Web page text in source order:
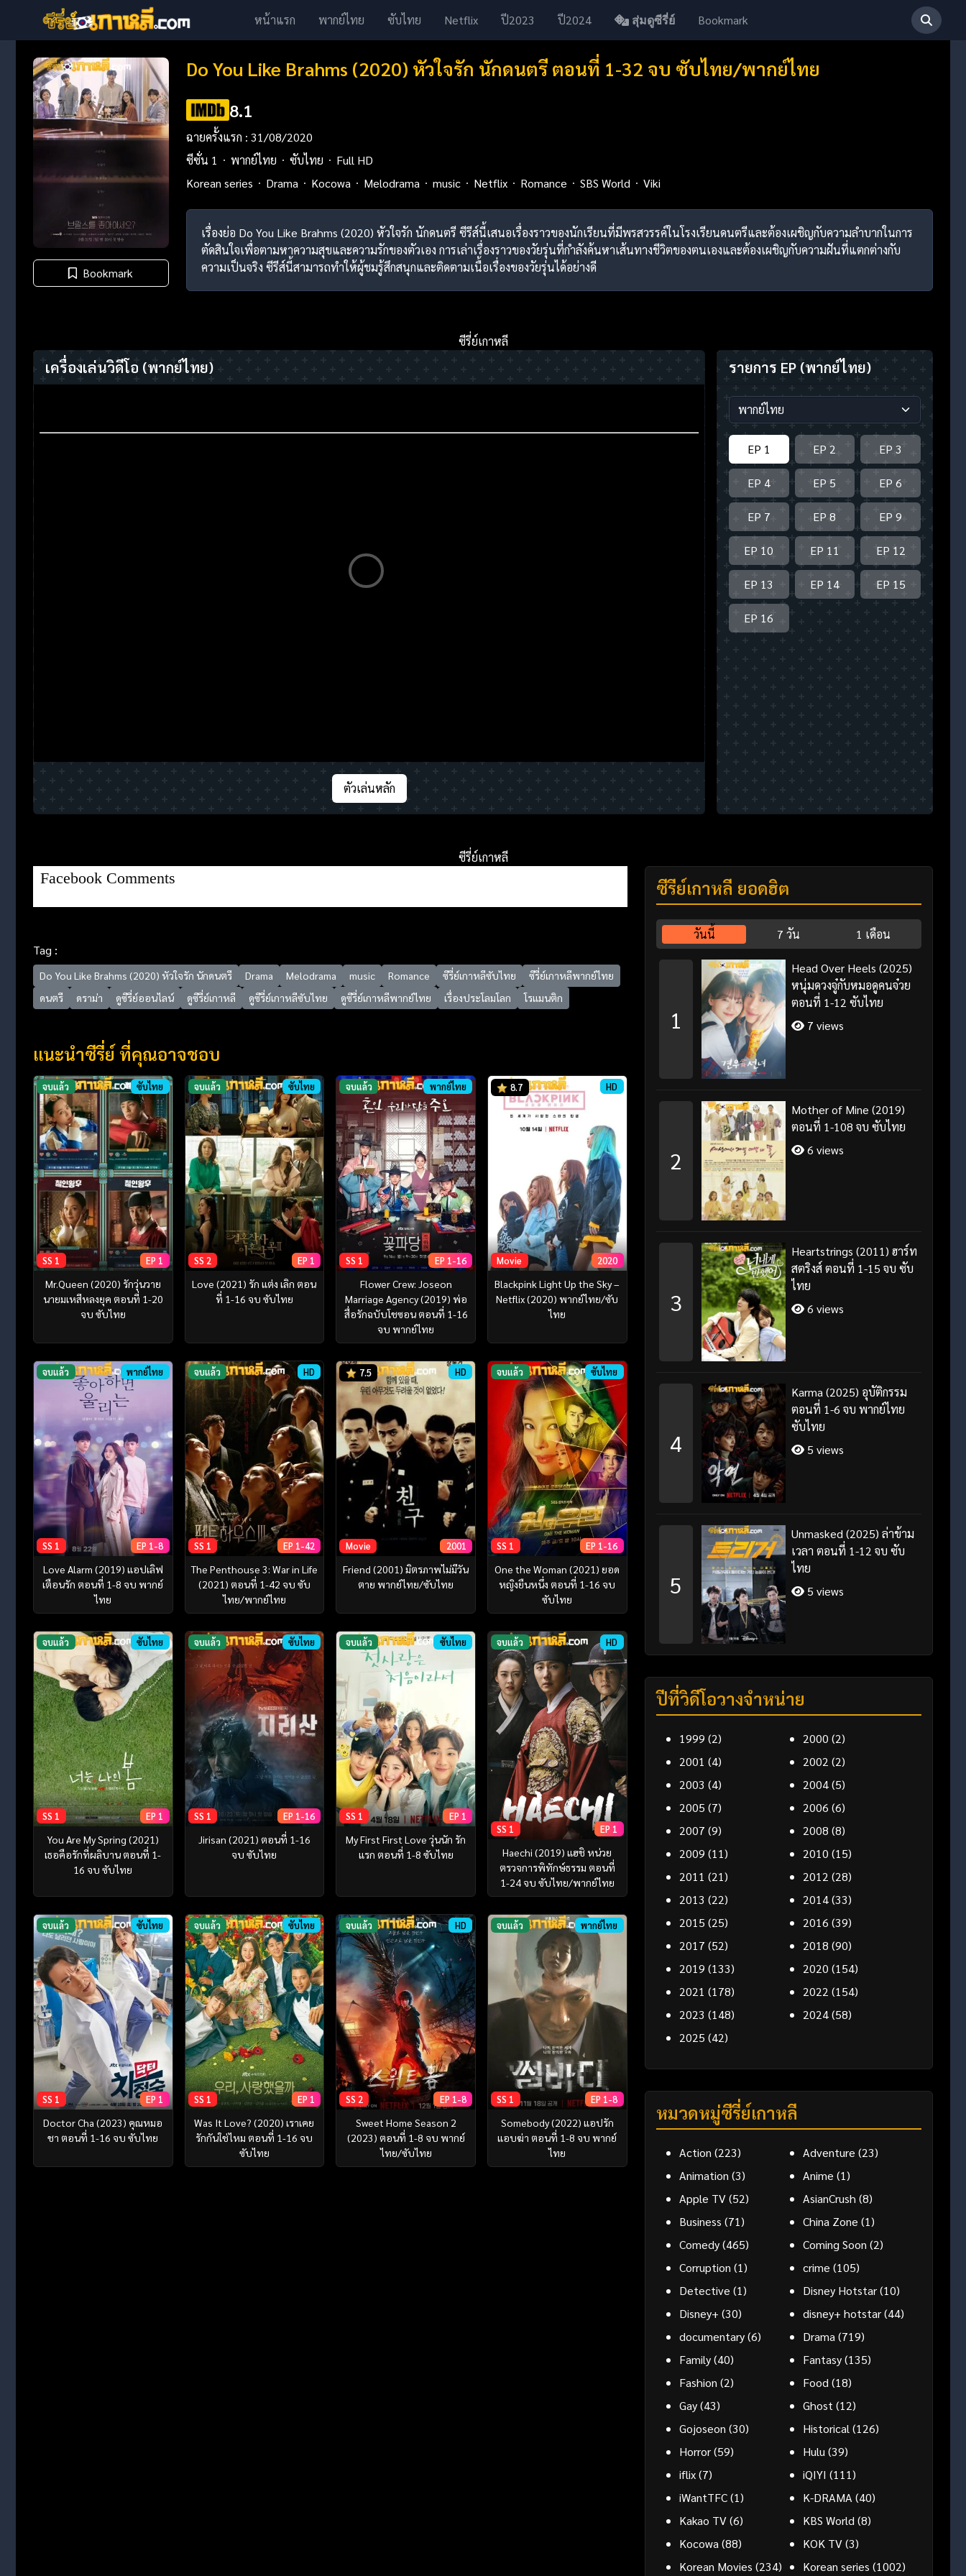
หน้าแรก พากย์ไทย ซับไทย Netflix ปี2023 ปี2024 สุ่มดูซีรี่ย์ Bookmark
Bookmark
Do You Like Brahms (2020) หัวใจรัก นักดนตรี ตอนที่ 1-32 จบ ซับไทย/พากย์ไทย
8.1
ฉายครั้งแรก : 31/08/2020
ซีซั่น 1
พากย์ไทย ซับไทย
Full HD
Korean series
Drama Kocowa Melodrama music Netflix Romance SBS World Viki
เรื่องย่อ Do You Like Brahms (2020) หัวใจรัก นักดนตรี ซีรีส์นี้เสนอเรื่องราวของนักเรียนที่มีพรสวรรค์ในโรงเรียนดนตรีและต้องเผชิญกับความลำบากในการ
ตัดสินใจเพื่อตามหาความสุขและความรักของตัวเอง การเล่าเรื่องราวของวัยรุ่นที่กำลังค้นหาเส้นทางชีวิตของตนเองและต้องเผชิญกับความฝันที่แตกต่างกับ
ความเป็นจริง ซีรีส์นี้สามารถทำให้ผู้ชมรู้สึกสนุกและติดตามเนื้อเรื่องของวัยรุ่นได้อย่างดี
ซีรี่ย์เกาหลี
เครื่องเล่นวิดีโอ (พากย์ไทย)
ตัวเล่นหลัก
รายการ EP (พากย์ไทย)
EP 1 EP 2 EP 3
EP 4 EP 5 EP 6
EP 7 EP 8 EP 9
EP 10 EP 11 EP 12
EP 13 EP 14 EP 15
EP 16
ซีรี่ย์เกาหลี
Facebook Comments
Tag :
Do You Like Brahms (2020) หัวใจรัก นักดนตรี Drama Melodrama music Romance ซีรี่ย์เกาหลีซับไทย
ซีรี่ย์เกาหลีพากย์ไทย
ดนตรี
ดราม่า ดูซีรี่ย์ออนไลน์ ดูซีรี่ย์เกาหลี ดูซีรี่ย์เกาหลีซับไทย ดูซีรี่ย์เกาหลีพากย์ไทย เรื่องประโลมโลก โรแมนติก
แนะนำซีรี่ย์ ที่คุณอาจชอบ
จบแล้ว ซับไทย
SS 1 EP 1
Mr.Queen (2020) รักวุ่นวาย
นายมเหสีหลงยุค ตอนที่ 1-20
จบ ซับไทย
จบแล้ว ซับไทย
SS 2 EP 1
Love (2021) รัก แต่ง เลิก ตอน
ที่ 1-16 จบ ซับไทย
จบแล้ว พากย์ไทย
SS 1 EP 1-16
Flower Crew: Joseon
Marriage Agency (2019) พ่อ
สื่อรักฉบับโชซอน ตอนที่ 1-16
จบ พากย์ไทย
8.7 HD
Movie 2020
Blackpink Light Up the Sky –
Netflix (2020) พากย์ไทย/ซับ
ไทย
จบแล้ว พากย์ไทย
SS 1 EP 1-8
Love Alarm (2019) แอปเลิฟ
เตือนรัก ตอนที่ 1-8 จบ พากย์
ไทย
จบแล้ว HD
SS 1 EP 1-42
The Penthouse 3: War in Life
(2021) ตอนที่ 1-42 จบ ซับ
ไทย/พากย์ไทย
7.5 HD
Movie 2001
Friend (2001) มิตรภาพไม่มีวัน
ตาย พากย์ไทย/ซับไทย
จบแล้ว ซับไทย
SS 1 EP 1-16
One the Woman (2021) ยอด
หญิงยืนหนึ่ง ตอนที่ 1-16 จบ
ซับไทย
จบแล้ว ซับไทย
SS 1 EP 1
You Are My Spring (2021)
เธอคือรักที่ผลิบาน ตอนที่ 1-
16 จบ ซับไทย
จบแล้ว ซับไทย
SS 1 EP 1-16
Jirisan (2021) ตอนที่ 1-16
จบ ซับไทย
จบแล้ว ซับไทย
SS 1 EP 1
My First First Love วุ่นนัก รัก
แรก ตอนที่ 1-8 ซับไทย
จบแล้ว HD
SS 1 EP 1
Haechi (2019) แฮชิ หน่วย
ตรวจการพิทักษ์ธรรม ตอนที่
1-24 จบ ซับไทย/พากย์ไทย
จบแล้ว ซับไทย
SS 1 EP 1
Doctor Cha (2023) คุณหมอ
ชา ตอนที่ 1-16 จบ ซับไทย
จบแล้ว ซับไทย
SS 1 EP 1
Was It Love? (2020) เราเคย
รักกันใช่ไหม ตอนที่ 1-16 จบ
ซับไทย
จบแล้ว HD
SS 2 EP 1-8
Sweet Home Season 2
(2023) ตอนที่ 1-8 จบ พากย์
ไทย/ซับไทย
จบแล้ว พากย์ไทย
SS 1 EP 1-8
Somebody (2022) แอปรัก
แอบฆ่า ตอนที่ 1-8 จบ พากย์
ไทย
ซีรี่ย์เกาหลี ยอดฮิต
วันนี้ 7 วัน 1 เดือน
1
Head Over Heels (2025)
หนุ่มดวงจู๋กับหมอดูคนจ๋วย
ตอนที่ 1-12 ซับไทย
7 views
2
Mother of Mine (2019)
ตอนที่ 1-108 จบ ซับไทย
6 views
3
Heartstrings (2011) ฮาร์ท
สตริงส์ ตอนที่ 1-15 จบ ซับ
ไทย
6 views
4
Karma (2025) อุบัติกรรม
ตอนที่ 1-6 จบ พากย์ไทย
ซับไทย
5 views
5
Unmasked (2025) ล่าข้าม
เวลา ตอนที่ 1-12 จบ ซับ
ไทย
5 views
ปีที่วิดีโอวางจำหน่าย
1999 (2) 2000 (2)
2001 (4) 2002 (2)
2003 (4) 2004(5)
2005 (7) 2006 (6)
2007 (9) 2008 (8)
2009 (11) 2010 (15)
2011 (21) 2012 (28)
2013 (22) 2014(33)
2015 (25) 2016 (39)
2017 (52) 2018 (90)
2019 (133) 2020 (154)
2021 (178) 2022 (154)
2023 (148) 2024(58)
2025 (42)
หมวดหมู่ซีรี่ย์เกาหลี
Action (223) Adventure (23)
Animation (3) Anime (1)
Apple TV(52) AsianCrush (8)
Business (71) China Zone (1)
Comedy(465) Coming Soon (2)
Corruption (1) crime (105)
Detective (1) Disney Hotstar(10)
Disney+ (30) disney+ hotstar(44)
documentary(6) Drama(719)
Family(40) Fantasy(135)
Fashion (2) Food(18)
Gay(43) Ghost(12)
Gojoseon (30) Historical(126)
Horror(59) Hulu(39)
iflix(7) iQIYI (111)
iWantTFC(1) K-DRAMA(40)
Kakao TV(6) KBS World(8)
Kocowa(88) KOK TV(3)
Korean Movies (234) Korean series (1002)